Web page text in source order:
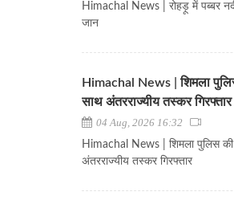
Himachal News | रोहड़ू में पब्बर
जान
Himachal News | शिमला
साथ अंतरराज्यीय तस्कर गिरफ्तार
04 Aug, 2026 16:32
Himachal News | शिमला पुलिस की
अंतरराज्यीय तस्कर गिरफ्तार